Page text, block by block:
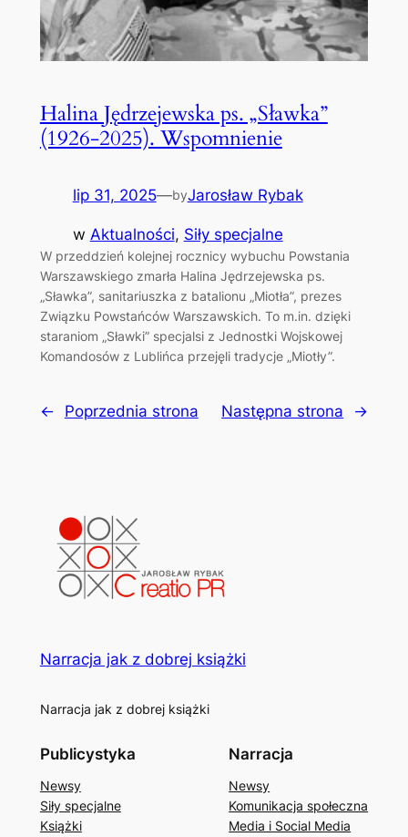
Halina Jędrzejewska ps. „Sławka”
(1926-2025). Wspomnienie
lip 31, 2025—byJarosław Rybak
w Aktualności, Siły specjalne
W przeddzień kolejnej rocznicy wybuchu Powstania
Warszawskiego zmarła Halina Jędrzejewska ps.
„Sławka”, sanitariuszka z batalionu „Miotła”, prezes
Związku Powstańców Warszawskich. To m.in. dzięki
staraniom „Sławki” specjalsi z Jednostki Wojskowej
Komandosów z Lublińca przejęli tradycje „Miotły”.
← Poprzednia strona Następna strona →
Narracja jak z dobrej książki
Narracja jak z dobrej książki
Publicystyka
Newsy
Siły specjalne
Książki
Narracja
Newsy
Komunikacja społeczna
Media i Social Media